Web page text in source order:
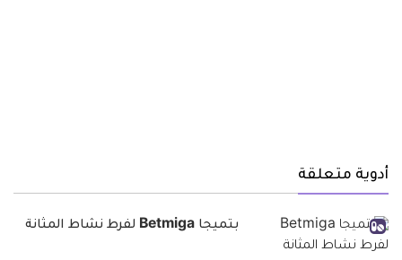
أدوية متعلقة
بتميجا Betmiga لفرط نشاط المثانة